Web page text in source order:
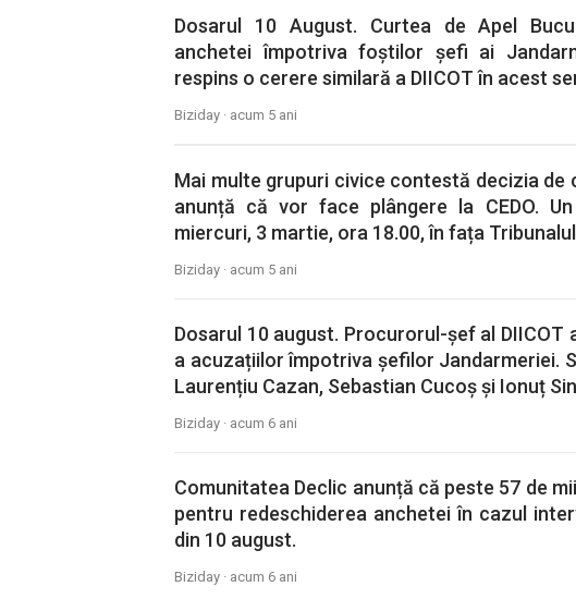
Dosarul 10 August. Curtea de Apel
anchetei împotriva foștilor șefi ai
respins o cerere similară a DIICOT în acest
Biziday · acum 5 ani
Mai multe grupuri civice contestă decizia de
anunță că vor face plângere la CEDO.
miercuri, 3 martie, ora 18.00, în fața
Biziday · acum 5 ani
Dosarul 10 august. Procurorul-șef al
a acuzațiilor împotriva șefilor Jandarmeriei.
Laurențiu Cazan, Sebastian Cucoș și Ionuț
Biziday · acum 6 ani
Comunitatea Declic anunță că peste 57 de
pentru redeschiderea anchetei în cazul
din 10 august.
Biziday · acum 6 ani